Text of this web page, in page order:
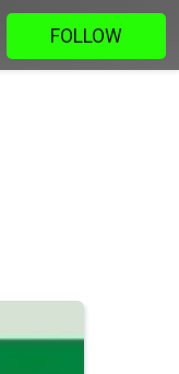
FOLLOW